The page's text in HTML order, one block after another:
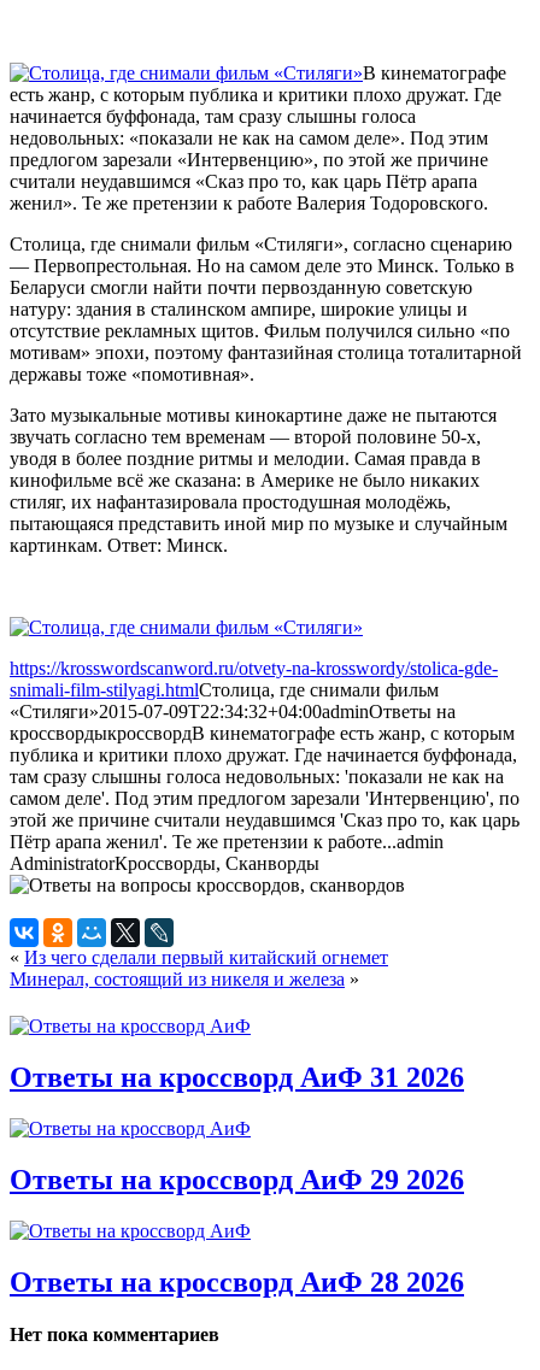
В кинематографе
есть жанр, с которым публика и критики плохо дружат. Где
начинается буффонада, там сразу слышны голоса
недовольных: «показали не как на самом деле». Под этим
предлогом зарезали «Интервенцию», по этой же причине
считали неудавшимся «Сказ про то, как царь Пётр арапа
женил». Те же претензии к работе Валерия Тодоровского.
Столица, где снимали фильм «Стиляги», согласно сценарию
— Первопрестольная. Но на самом деле это Минск. Только в
Беларуси смогли найти почти первозданную советскую
натуру: здания в сталинском ампире, широкие улицы и
отсутствие рекламных щитов. Фильм получился сильно «по
мотивам» эпохи, поэтому фантазийная столица тоталитарной
державы тоже «помотивная».
Зато музыкальные мотивы кинокартине даже не пытаются
звучать согласно тем временам — второй половине 50-х,
уводя в более поздние ритмы и мелодии. Самая правда в
кинофильме всё же сказана: в Америке не было никаких
стиляг, их нафантазировала простодушная молодёжь,
пытающаяся представить иной мир по музыке и случайным
картинкам. Ответ: Минск.
https://krosswordscanword.ru/otvety-na-krosswordy/stolica-gde-
snimali-film-stilyagi.htmlСтолица, где снимали фильм
«Стиляги»2015-07-09T22:34:32+04:00adminОтветы на
кроссвордыкроссвордВ кинематографе есть жанр, с которым
публика и критики плохо дружат. Где начинается буффонада,
там сразу слышны голоса недовольных: 'показали не как на
самом деле'. Под этим предлогом зарезали 'Интервенцию', по
этой же причине считали неудавшимся 'Сказ про то, как царь
Пётр арапа женил'. Те же претензии к работе...admin
AdministratorКроссворды, Сканворды
« Из чего сделали первый китайский огнемет
Минерал, состоящий из никеля и железа »
Ответы на кроссворд АиФ 31 2026
Ответы на кроссворд АиФ 29 2026
Ответы на кроссворд АиФ 28 2026
Нет пока комментариев